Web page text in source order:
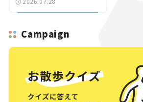
Campaign